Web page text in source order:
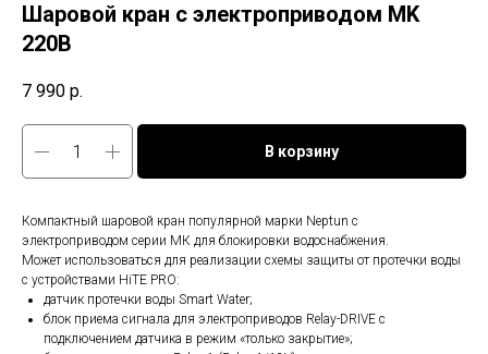
Шаровой кран с электроприводом MK
220В
7 990 р.
В корзину
Компактный шаровой кран популярной марки Neptun с
электроприводом серии МК для блокировки водоснабжения.
Может использоваться для реализации схемы защиты от протечки воды
с устройствами HiTE PRO:
датчик протечки воды Smart Water;
блок приема сигнала для электроприводов Relay-DRIVE с
подключением датчика в режим «только закрытие»;